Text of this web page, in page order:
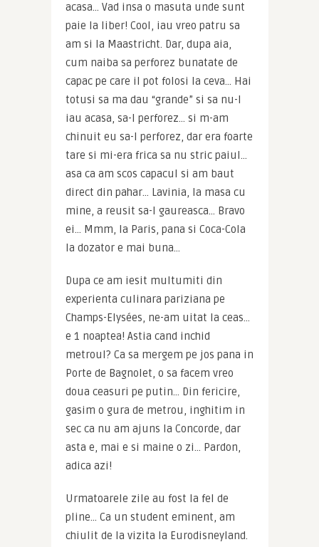
acasa… Vad insa o masuta unde sunt
paie la liber! Cool, iau vreo patru sa
am si la Maastricht. Dar, dupa aia,
cum naiba sa perforez bunatate de
capac pe care il pot folosi la ceva… Hai
totusi sa ma dau “grande” si sa nu-l
iau acasa, sa-l perforez… si m-am
chinuit eu sa-l perforez, dar era foarte
tare si mi-era frica sa nu stric paiul…
asa ca am scos capacul si am baut
direct din pahar… Lavinia, la masa cu
mine, a reusit sa-l gaureasca… Bravo
ei… Mmm, la Paris, pana si Coca-Cola
la dozator e mai buna…
Dupa ce am iesit multumiti din
experienta culinara pariziana pe
Champs-Elysées, ne-am uitat la ceas…
e 1 noaptea! Astia cand inchid
metroul? Ca sa mergem pe jos pana in
Porte de Bagnolet, o sa facem vreo
doua ceasuri pe putin… Din fericire,
gasim o gura de metrou, inghitim in
sec ca nu am ajuns la Concorde, dar
asta e, mai e si maine o zi… Pardon,
adica azi!
Urmatoarele zile au fost la fel de
pline… Ca un student eminent, am
chiulit de la vizita la Eurodisneyland.